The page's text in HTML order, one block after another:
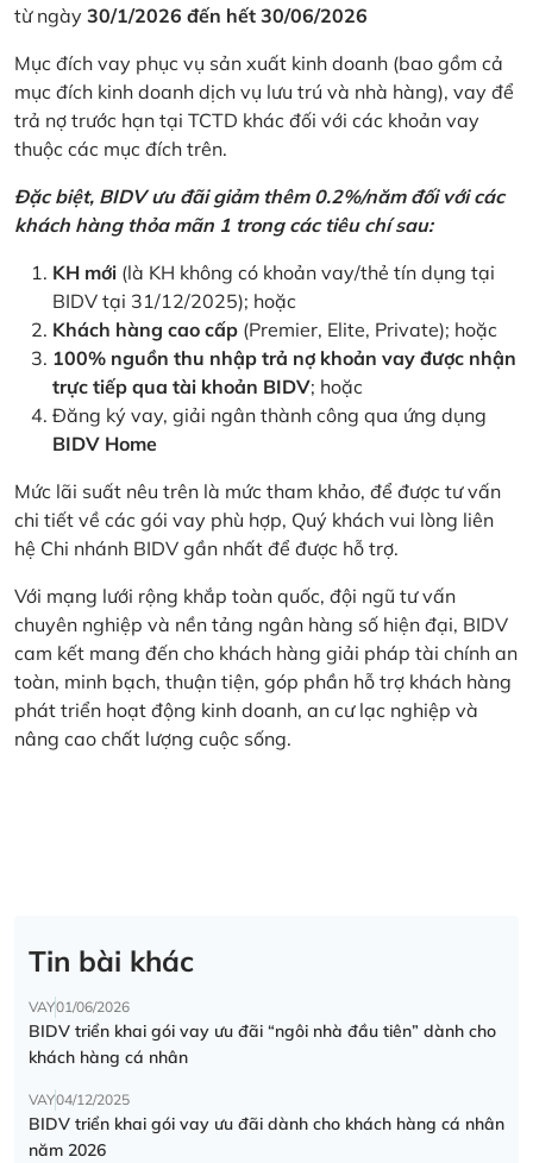
từ ngày 30/1/2026 đến hết 30/06/2026
Mục đích vay phục vụ sản xuất kinh doanh (bao gồm cả
mục đích kinh doanh dịch vụ lưu trú và nhà hàng), vay để
trả nợ trước hạn tại TCTD khác đối với các khoản vay
thuộc các mục đích trên.
Đặc biệt, BIDV ưu đãi giảm thêm 0.2%/năm đối với các
khách hàng thỏa mãn 1 trong các tiêu chí sau:
KH mới (là KH không có khoản vay/thẻ tín dụng tại
BIDV tại 31/12/2025); hoặc
Khách hàng cao cấp (Premier, Elite, Private); hoặc
100% nguồn thu nhập trả nợ khoản vay được nhận
trực tiếp qua tài khoản BIDV; hoặc
Đăng ký vay, giải ngân thành công qua ứng dụng
BIDV Home
Mức lãi suất nêu trên là mức tham khảo, để được tư vấn
chi tiết về các gói vay phù hợp, Quý khách vui lòng liên
hệ Chi nhánh BIDV gần nhất để được hỗ trợ.
Với mạng lưới rộng khắp toàn quốc, đội ngũ tư vấn
chuyên nghiệp và nền tảng ngân hàng số hiện đại, BIDV
cam kết mang đến cho khách hàng giải pháp tài chính an
toàn, minh bạch, thuận tiện, góp phần hỗ trợ khách hàng
phát triển hoạt động kinh doanh, an cư lạc nghiệp và
nâng cao chất lượng cuộc sống.
Tin bài khác
VAY01/06/2026
BIDV triển khai gói vay ưu đãi “ngôi nhà đầu tiên” dành cho
khách hàng cá nhân
VAY04/12/2025
BIDV triển khai gói vay ưu đãi dành cho khách hàng cá nhân
năm 2026